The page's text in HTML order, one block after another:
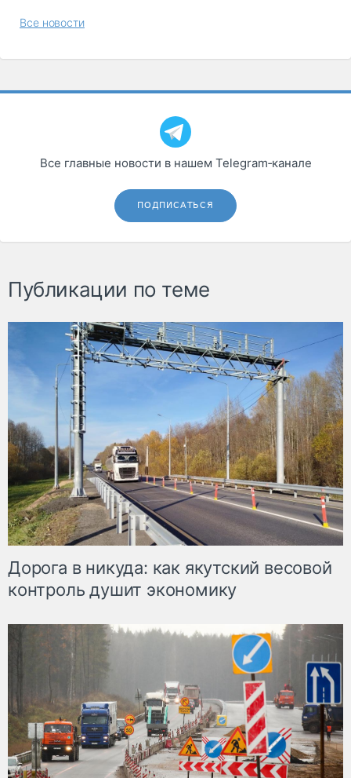
Все новости
Все главные новости в нашем Telegram‑канале
ПОДПИСАТЬСЯ
Публикации по теме
Дорога в никуда: как якутский весовой
контроль душит экономику